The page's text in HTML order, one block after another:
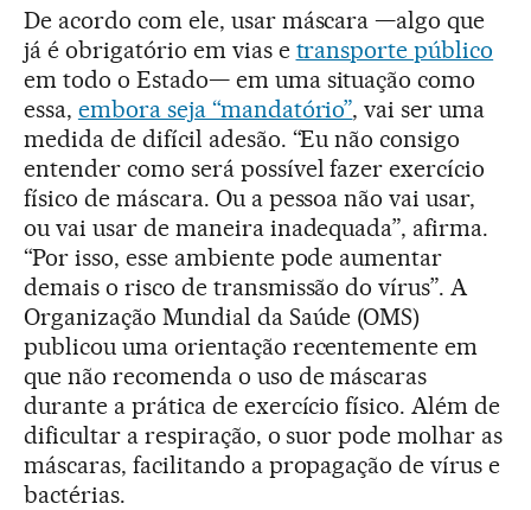
De acordo com ele, usar máscara —algo que
já é obrigatório em vias e transporte público
em todo o Estado— em uma situação como
essa, embora seja “mandatório”, vai ser uma
medida de difícil adesão. “Eu não consigo
entender como será possível fazer exercício
físico de máscara. Ou a pessoa não vai usar,
ou vai usar de maneira inadequada”, afirma.
“Por isso, esse ambiente pode aumentar
demais o risco de transmissão do vírus”. A
Organização Mundial da Saúde (OMS)
publicou uma orientação recentemente em
que não recomenda o uso de máscaras
durante a prática de exercício físico. Além de
dificultar a respiração, o suor pode molhar as
máscaras, facilitando a propagação de vírus e
bactérias.